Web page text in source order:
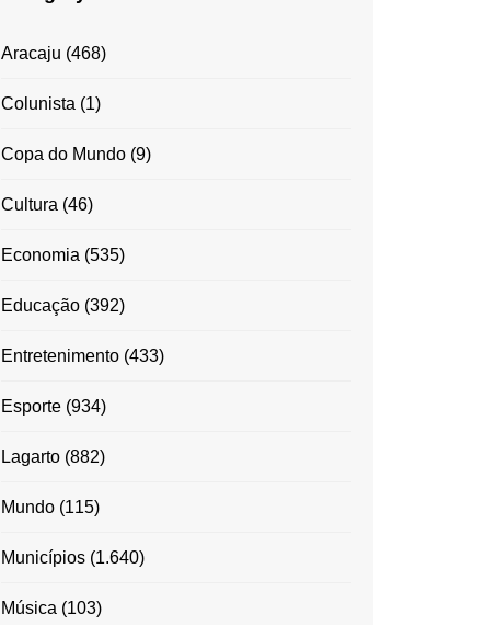
Aracaju (468)
Colunista (1)
Copa do Mundo (9)
Cultura (46)
Economia (535)
Educação (392)
Entretenimento (433)
Esporte (934)
Lagarto (882)
Mundo (115)
Municípios (1.640)
Música (103)